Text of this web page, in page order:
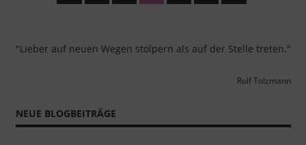
Beiträge
Beiträge
Beiträge
"Lieber auf neuen Wegen stolpern als auf der Stelle treten."
Rolf Tolzmann
NEUE BLOGBEITRÄGE